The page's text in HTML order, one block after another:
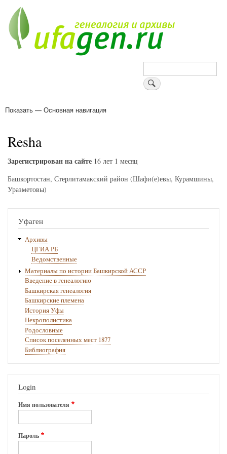
основному
содержанию
Поиск
Основная
Показать — Основная навигация
Resha
Зарегистрирован на сайте 16 лет 1 месяц
Башкортостан, Стерлитамакский район (Шафи(е)евы, Курамшины,
Уразметовы)
Уфаген
Архивы
ЦГИА РБ
Ведомственные
Материалы по истории Башкирской АССР
Введение в генеалогию
Башкирская генеалогия
Башкирские племена
История Уфы
Некрополистика
Родословные
Список поселенных мест 1877
Библиография
Login
Имя пользователя
Пароль